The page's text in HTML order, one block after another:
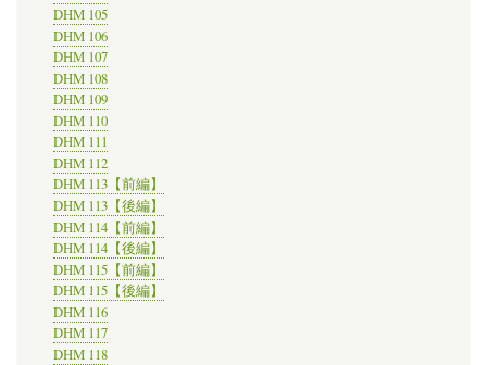
DHM 105
DHM 106
DHM 107
DHM 108
DHM 109
DHM 110
DHM 111
DHM 112
DHM 113【前編】
DHM 113【後編】
DHM 114【前編】
DHM 114【後編】
DHM 115【前編】
DHM 115【後編】
DHM 116
DHM 117
DHM 118